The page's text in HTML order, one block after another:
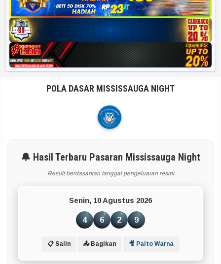
POLA DASAR MISSISSAUGA NIGHT
🔔 Hasil Terbaru Pasaran Mississauga Night
Result berdasarkan tanggal pengeluaran resmi
Senin, 10 Agustus 2026
4 6 2 9
📋 Salin 📤 Bagikan 🎥 Paito Warna